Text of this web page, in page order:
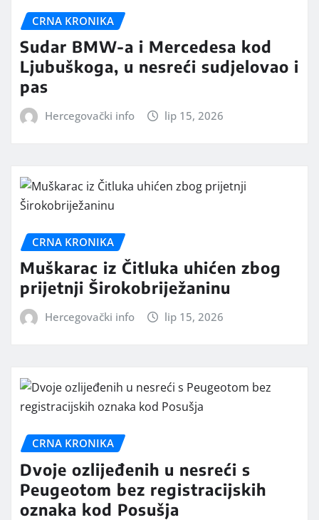
CRNA KRONIKA
Sudar BMW-a i Mercedesa kod
Ljubuškoga, u nesreći sudjelovao i
pas
Hercegovački info lip 15, 2026
CRNA KRONIKA
Muškarac iz Čitluka uhićen zbog
prijetnji Širokobriježaninu
Hercegovački info lip 15, 2026
CRNA KRONIKA
Dvoje ozlijeđenih u nesreći s
Peugeotom bez registracijskih
oznaka kod Posušja